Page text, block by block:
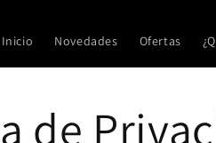
Inicio Novedades Ofertas
de